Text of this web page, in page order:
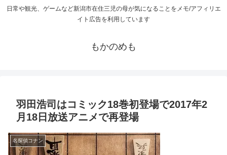
日常や観光、ゲームなど新潟市在住三児の母が気になることをメモ/アフィリエ
イト広告を利用しています
もかのめも
羽田浩司はコミック18巻初登場で2017年2
月18日放送アニメで再登場
名探偵コナン